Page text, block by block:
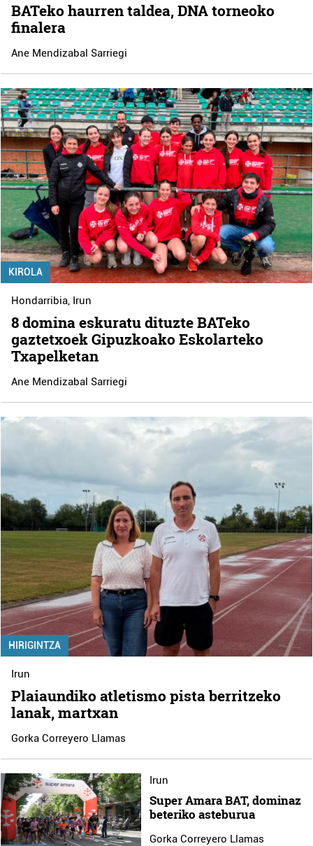
BATeko haurren taldea, DNA torneoko
finalera
Ane Mendizabal Sarriegi
KIROLA
Hondarribia, Irun
8 domina eskuratu dituzte BATeko
gaztetxoek Gipuzkoako Eskolarteko
Txapelketan
Ane Mendizabal Sarriegi
HIRIGINTZA
Irun
Plaiaundiko atletismo pista berritzeko
lanak, martxan
Gorka Correyero Llamas
Irun
Super Amara BAT, dominaz
beteriko asteburua
Gorka Correyero Llamas